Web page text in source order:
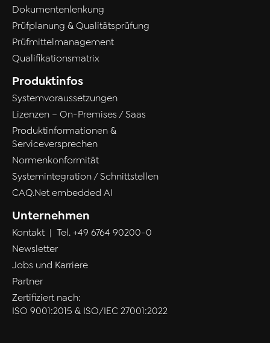
Dokumentenlenkung
Prüfplanung & Qualitätsprüfung
Prüfmittelmanagement
Qualifikationsmatrix
Produktinfos
Systemvoraussetzungen
Lizenzen – On-Premises / Saas
Produktinformationen &
Serviceversprechen
Normenkonformität
Systemintegration / Schnittstellen
CAQ.Net embedded AI
Unternehmen
Kontakt| Tel. +49 6764 90200-0
Newsletter
Jobs und Karriere
Partner
Zertifiziert nach:
ISO 9001:2015 & ISO/IEC 27001:2022